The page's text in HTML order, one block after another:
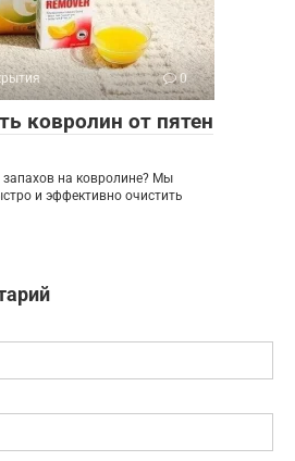
0
ковролин от пятен
запахов на ковролине? Мы
и эффективно очистить